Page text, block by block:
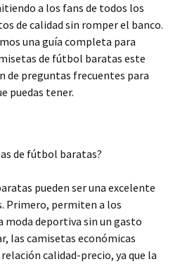
a los fans de todos los
de calidad sin romper el banco.
una guía completa para
de fútbol baratas este
de preguntas frecuentes para
puedas tener.
de fútbol baratas?
pueden ser una excelente
Primero, permiten a los
moda deportiva sin un gasto
las camisetas económicas
calidad-precio, ya que la